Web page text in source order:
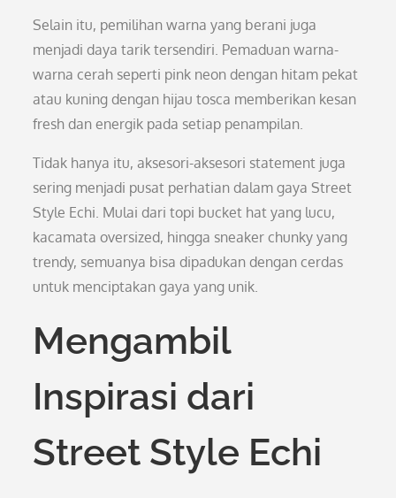
Selain itu, pemilihan warna yang berani juga
menjadi daya tarik tersendiri. Pemaduan warna-
warna cerah seperti pink neon dengan hitam pekat
atau kuning dengan hijau tosca memberikan kesan
fresh dan energik pada setiap penampilan.
Tidak hanya itu, aksesori-aksesori statement juga
sering menjadi pusat perhatian dalam gaya Street
Style Echi. Mulai dari topi bucket hat yang lucu,
kacamata oversized, hingga sneaker chunky yang
trendy, semuanya bisa dipadukan dengan cerdas
untuk menciptakan gaya yang unik.
Mengambil
Inspirasi dari
Street Style Echi